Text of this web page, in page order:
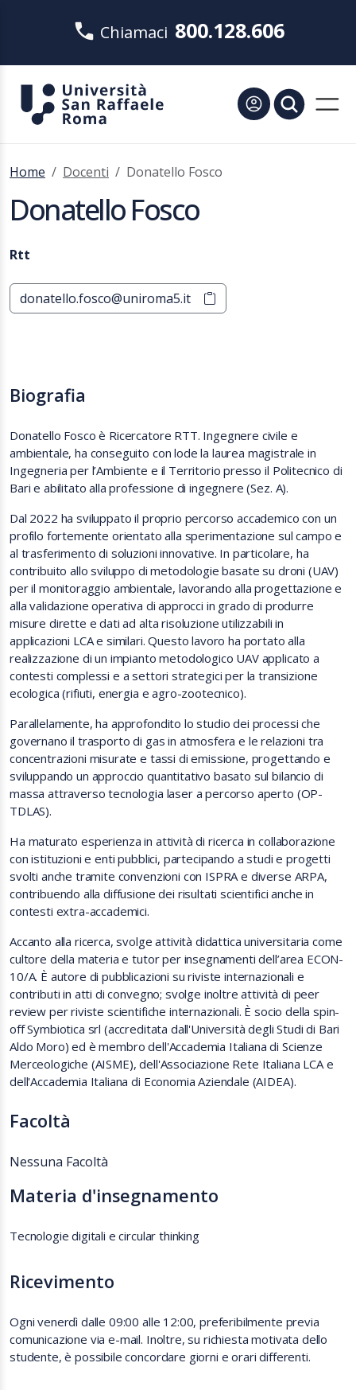
Chiamaci 800.128.606
Home Docenti Donatello Fosco
Donatello Fosco
Rtt
donatello.fosco@uniroma5.it
Biografia
Donatello Fosco è Ricercatore RTT. Ingegnere civile e
ambientale, ha conseguito con lode la laurea magistrale in
Ingegneria per l’Ambiente e il Territorio presso il Politecnico di
Bari e abilitato alla professione di ingegnere (Sez. A).
Dal 2022 ha sviluppato il proprio percorso accademico con un
profilo fortemente orientato alla sperimentazione sul campo e
al trasferimento di soluzioni innovative. In particolare, ha
contribuito allo sviluppo di metodologie basate su droni (UAV)
per il monitoraggio ambientale, lavorando alla progettazione e
alla validazione operativa di approcci in grado di produrre
misure dirette e dati ad alta risoluzione utilizzabili in
applicazioni LCA e similari. Questo lavoro ha portato alla
realizzazione di un impianto metodologico UAV applicato a
contesti complessi e a settori strategici per la transizione
ecologica (rifiuti, energia e agro-zootecnico).
Parallelamente, ha approfondito lo studio dei processi che
governano il trasporto di gas in atmosfera e le relazioni tra
concentrazioni misurate e tassi di emissione, progettando e
sviluppando un approccio quantitativo basato sul bilancio di
massa attraverso tecnologia laser a percorso aperto (OP-
TDLAS).
Ha maturato esperienza in attività di ricerca in collaborazione
con istituzioni e enti pubblici, partecipando a studi e progetti
svolti anche tramite convenzioni con ISPRA e diverse ARPA,
contribuendo alla diffusione dei risultati scientifici anche in
contesti extra-accademici.
Accanto alla ricerca, svolge attività didattica universitaria come
cultore della materia e tutor per insegnamenti dell’area ECON-
10/A. È autore di pubblicazioni su riviste internazionali e
contributi in atti di convegno; svolge inoltre attività di peer
review per riviste scientifiche internazionali. È socio della spin-
off Symbiotica srl (accreditata dall'Università degli Studi di Bari
Aldo Moro) ed è membro dell'Accademia Italiana di Scienze
Merceologiche (AISME), dell'Associazione Rete Italiana LCA e
dell'Accademia Italiana di Economia Aziendale (AIDEA).
Facoltà
Nessuna Facoltà
Materia d'insegnamento
Tecnologie digitali e circular thinking
Ricevimento
Ogni venerdì dalle 09:00 alle 12:00, preferibilmente previa
comunicazione via e-mail. Inoltre, su richiesta motivata dello
studente, è possibile concordare giorni e orari differenti.